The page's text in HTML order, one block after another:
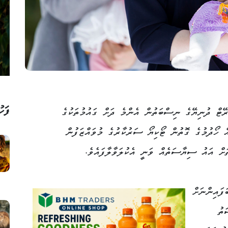
ދުނިޔޭގެ ނިސްބަތުން އެންމެ ދަށް ގައުމުތަކުގެ
ހޯދުމުގެ ގޮތުން ޓޯކިޔޯ ސަރުކާރުގެ މުވައްޒަފުން
އައު ސިޔާސަތެއް ވަނީ އެކުލަވާލާފައެވެ.